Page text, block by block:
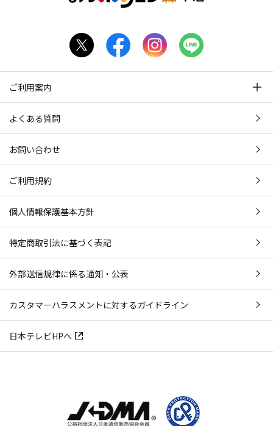
ご利用案内
よくある質問
お問い合わせ
ご利用規約
個人情報保護基本方針
特定商取引法に基づく表記
外部送信規律に係る通知・公表
カスタマーハラスメントに対するガイドライン
日本テレビHPへ